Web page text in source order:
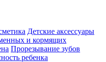
Детские аксессуары
и кормящих
Прорезывание зубов
ребенка